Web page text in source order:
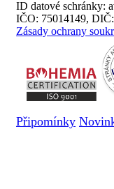
ID datové schránky:
IČO: 75014149,
Zásady ochrany
Připomínky